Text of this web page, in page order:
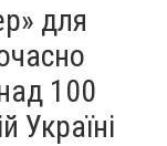
для
100
Україні